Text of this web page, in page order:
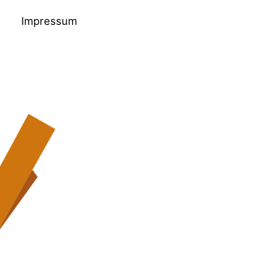
Impressum